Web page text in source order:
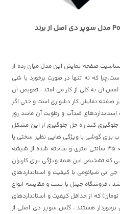
گلس گوشی شیائومی Poco X3 GT مدل سوپر دی اصل از برند
صفحه نمایش این مدل میان رده از
که نه تنها در صورت برخورد با شی
آن به کلی از کار می افتد ، تعویض آن
صفحه نمایش کار دشواری است و حتی اگر
ضدآب و رطوبت آن مانند روز
کند.راه حل جلوگیری از این مشکل
برای گوشی با ویژگی هایی نظیر سختی یا
تمپرد بالا ، تحمل 2.5 کیلوگرم از فاصله 35 سانتی متری و ساخته شده از شیشه
که تشخیص این همه ویژگی برای کاربران
کار آسانی نیست و خرید گلس پوکو X3 جی تی شیائومی با کیفیت و استانداردهای
، فروشگاه جیتل با تست و مقایسه انواع
که از حداقل کیفیت و استانداردهای
برخوردار هستند ، گلس سوپر دی اصلی از